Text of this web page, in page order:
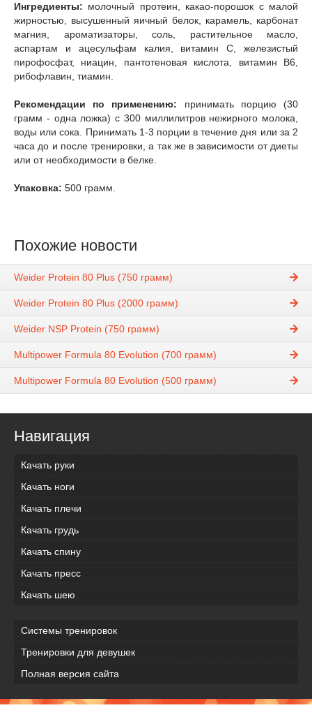
Ингредиенты: молочный протеин, какао-порошок с малой
жирностью, высушенный яичный белок, карамель, карбонат
магния, ароматизаторы, соль, растительное масло,
аспартам и ацесульфам калия, витамин С, железистый
пирофосфат, ниацин, пантотеновая кислота, витамин В6,
рибофлавин, тиамин.
Рекомендации по применению: принимать порцию (30
грамм - одна ложка) с 300 миллилитров нежирного молока,
воды или сока. Принимать 1-3 порции в течение дня или за 2
часа до и после тренировки, а так же в зависимости от диеты
или от необходимости в белке.
Упаковка: 500 грамм.
Похожие новости
Weider Protein 80 Plus (750 грамм)
Weider Protein 80 Plus (2000 грамм)
Weider NSP Protein (750 грамм)
Multipower Formula 80 Evolution (700 грамм)
Multipower Formula 80 Evolution (500 грамм)
Навигация
Качать руки
Качать ноги
Качать плечи
Качать грудь
Качать спину
Качать пресс
Качать шею
Системы тренировок
Тренировки для девушек
Полная версия сайта